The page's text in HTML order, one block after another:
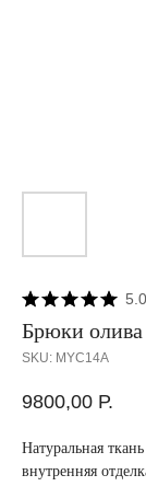
5.0
Брюки олива
SKU: MYC14A
9800,00 Р.
Натуральная
внутренняя